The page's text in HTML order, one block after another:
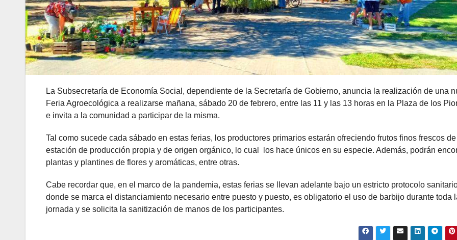
La Subsecretaría de Economía Social, dependiente de la Secretaría de Gobierno, anuncia la realización de una
Feria Agroecológica a realizarse mañana, sábado 20 de febrero, entre las 11 y las 13 horas en la Plaza de los
e invita a la comunidad a participar de la misma.
Tal como sucede cada sábado en estas ferias, los productores primarios estarán ofreciendo frutos finos frescos de
estación de producción propia y de origen orgánico, lo cual los hace únicos en su especie. Además, podrán
plantas y plantines de flores y aromáticas, entre otras.
Cabe recordar que, en el marco de la pandemia, estas ferias se llevan adelante bajo un estricto protocolo
donde se marca el distanciamiento necesario entre puesto y puesto, es obligatorio el uso de barbijo durante toda
jornada y se solicita la sanitización de manos de los participantes.